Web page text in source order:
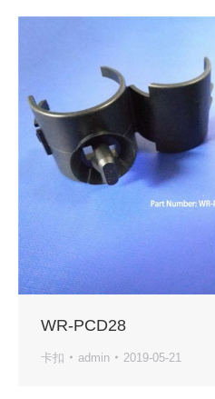
WR-PCD28
卡扣 admin 2019-05-21